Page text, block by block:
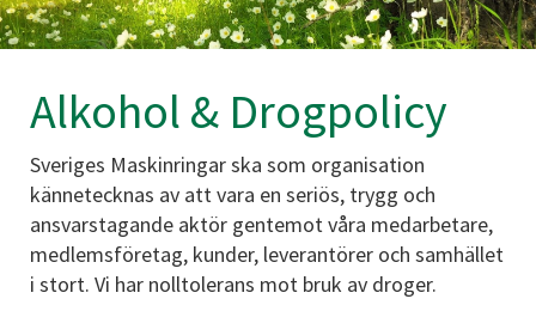
Alkohol & Drogpolicy
Sveriges Maskinringar ska som organisation
kännetecknas av att vara en seriös, trygg och
ansvarstagande aktör gentemot våra medarbetare,
medlemsföretag, kunder, leverantörer och samhället
i stort. Vi har nolltolerans mot bruk av droger.